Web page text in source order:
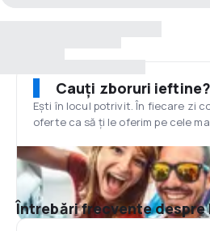
Cauți zboruri ieftine?
Ești în locul potrivit. În fiecare zi
oferte ca să ți le oferim pe cele
Întrebări frecvente despre